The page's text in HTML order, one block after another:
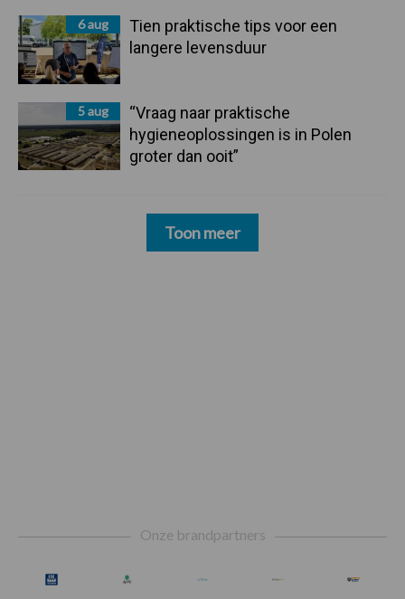
6 aug
Tien praktische tips voor een
langere levensduur
5 aug
“Vraag naar praktische
hygieneoplossingen is in Polen
groter dan ooit”
Toon meer
Onze brandpartners